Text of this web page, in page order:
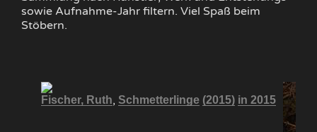
sowie Aufnahme-Jahr filtern. Viel Spaß beim
Stöbern.
Fischer, Ruth, Schmetterlinge (2015) in 2015